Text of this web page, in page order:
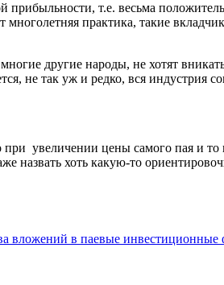
т.е. весьма
практика, такие
другие народы, не хотят
не так уж и редко, вся индустрия
увеличении цены самого пая и
хоть какую-то
вложений в паевые инвестиционные